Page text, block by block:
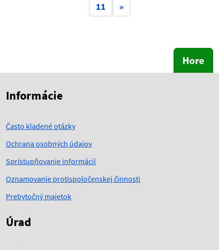
11
»
Hore
Informácie
Často kladené otázky
Ochrana osobných údajov
Sprístupňovanie informácií
Oznamovanie protispoločenskej činnosti
Prebytočný majetok
Úrad